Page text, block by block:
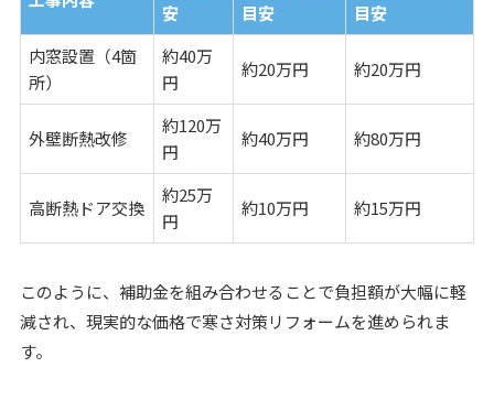
安
目安
目安
内窓設置（4箇
所）
約40万
円
約20万円 約20万円
外壁断熱改修
約120万
円
約40万円 約80万円
高断熱ドア交換
約25万
円
約10万円 約15万円
このように、補助金を組み合わせることで負担額が大幅に軽
減され、現実的な価格で寒さ対策リフォームを進められま
す。